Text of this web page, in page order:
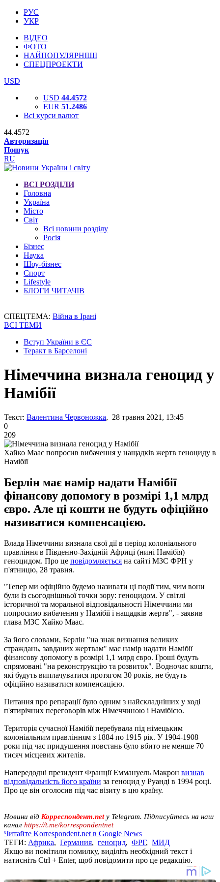
РУС
УКР
ВІДЕО
ФОТО
НАЙПОПУЛЯРНІШІ
СПЕЦПРОЕКТИ
USD
USD 44.4572
EUR 51.2486
Всі курси валют
44.4572
Авторизація
Пошук
RU
ВСІ РОЗДІЛИ
Головна
Україна
Місто
Світ
Всі новини розділу
Росія
Бізнес
Наука
Шоу-бізнес
Спорт
Lifestyle
БЛОГИ ЧИТАЧІВ
СПЕЦТЕМА: Війна в Ірані
ВСІ ТЕМИ
Вступ України в ЄС
Теракт в Барселоні
Німеччина визнала геноцид у
Намібії
Текст: Валентина Червоножка, 28 травня 2021, 13:45
0
209
Хайко Маас попросив вибачення у нащадків жертв геноциду в
Намібії
Берлін має намір надати Намібії
фінансову допомогу в розмірі 1,1 млрд
євро. Але ці кошти не будуть офіційно
називатися компенсацією.
Влада Німеччини визнала свої дії в період колоніального
правління в Південно-Західній Африці (нині Намібія)
геноцидом. Про це повідомляється на сайті МЗС ФРН у
п'ятницю, 28 травня.
"Тепер ми офіційно будемо називати ці події тим, чим вони
були із сьогоднішньої точки зору: геноцидом. У світлі
історичної та моральної відповідальності Німеччини ми
попросимо вибачення у Намібії і нащадків жертв", - заявив
глава МЗС Хайко Маас.
За його словами, Берлін "на знак визнання великих
страждань, завданих жертвам" має намір надати Намібії
фінансову допомогу в розмірі 1,1 млрд євро. Гроші будуть
спрямовані "на реконструкцію та розвиток". Водночас кошти,
які будуть виплачуватися протягом 30 років, не будуть
офіційно називатися компенсацією.
Питання про репарації було одним з найскладніших у ході
п'ятирічних переговорів між Німеччиною і Намібією.
Територія сучасної Намібії перебувала під німецьким
колоніальним правлінням з 1884 по 1915 рік. У 1904-1908
роки під час придушення повстань було вбито не менше 70
тисяч місцевих жителів.
Напередодні президент Франції Еммануель Макрон визнав
відповідальність його країни за геноцид у Руанді в 1994 році.
Про це він оголосив під час візиту в цю країну.
Новини від Корреспондент.netу Telegram. Підписуйтесь на наш
канал https://t.me/korrespondentnet
Читайте Korrespondent.net в Google News
ТЕГИ: Африка, Германия, геноцид, ФРГ, МИД
Якщо ви помітили помилку, виділіть необхідний текст і
натисніть Ctrl + Enter, щоб повідомити про це редакцію.